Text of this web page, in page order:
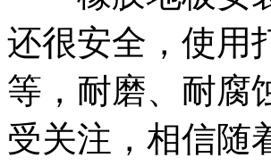
还很安全，使用
等，耐磨、耐腐
受关注，相信随